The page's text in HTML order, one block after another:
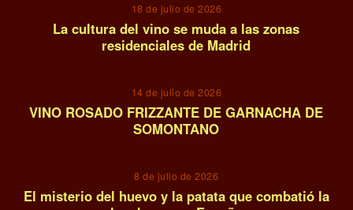
18 de julio de 2026
La cultura del vino se muda a las zonas
residenciales de Madrid
14 de julio de 2026
VINO ROSADO FRIZZANTE DE GARNACHA DE
SOMONTANO
8 de julio de 2026
El misterio del huevo y la patata que combatió la